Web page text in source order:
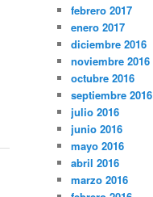
febrero 2017
enero 2017
diciembre 2016
noviembre 2016
octubre 2016
septiembre 2016
julio 2016
junio 2016
mayo 2016
abril 2016
marzo 2016